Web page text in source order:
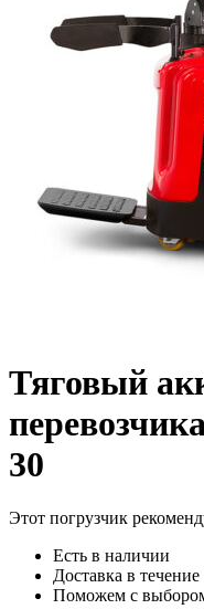
Тяговый
30
Этот погрузчик
Есть в наличии
Доставка в
Поможем с